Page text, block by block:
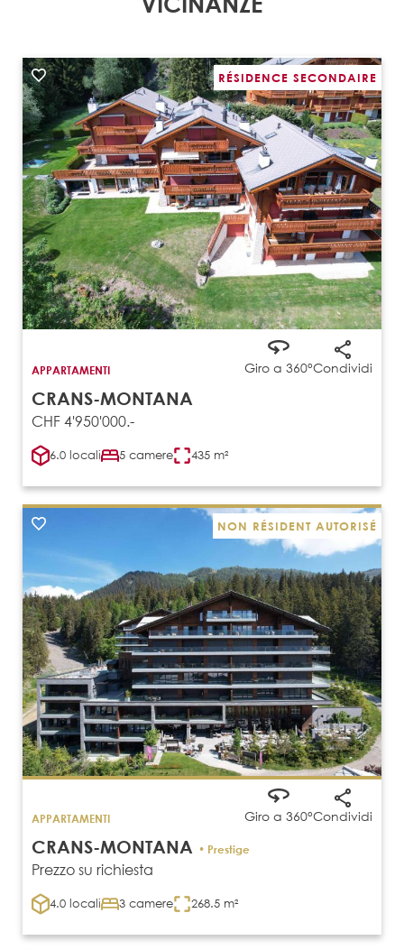
RÉSIDENCE SECONDAIRE
Giro a 360°Condividi
APPARTAMENTI
CRANS-MONTANA
CHF 4'950'000.-
6.0 locali 5 camere 435 m²
NON RÉSIDENT AUTORISÉ
Giro a 360°Condividi
APPARTAMENTI
CRANS-MONTANA • Prestige
Prezzo su richiesta
4.0 locali 3 camere 268.5 m²